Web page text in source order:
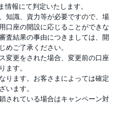
報にて判定いたします。
知識、資力等が必要ですので、場
口座の開設に応じることができな
査結果の事由につきましては、開
めご了承ください。
変更をされた場合、変更前の口座
ます。
ります。お客さまによっては確定
います。
されている場合はキャンペーン対